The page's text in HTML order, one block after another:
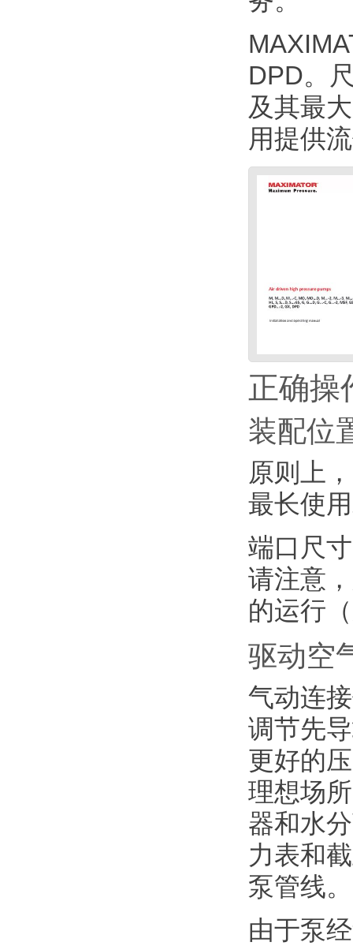
DPD。
及其最
用提供
正确操
装配位
原则上
最长使
端口尺
请注意
的运行
驱动空
气动连
调节先
更好的
理想场
器和水
力表和
泵管线。
由于泵